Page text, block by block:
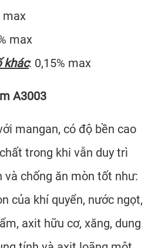
max
max
khác: 0,15% max
A3003
mangan, có độ bền cao
trong khi vẫn duy trì
và chống ăn mòn tốt như:
của khí quyển, nước ngọt,
axit hữu cơ, xăng, dung